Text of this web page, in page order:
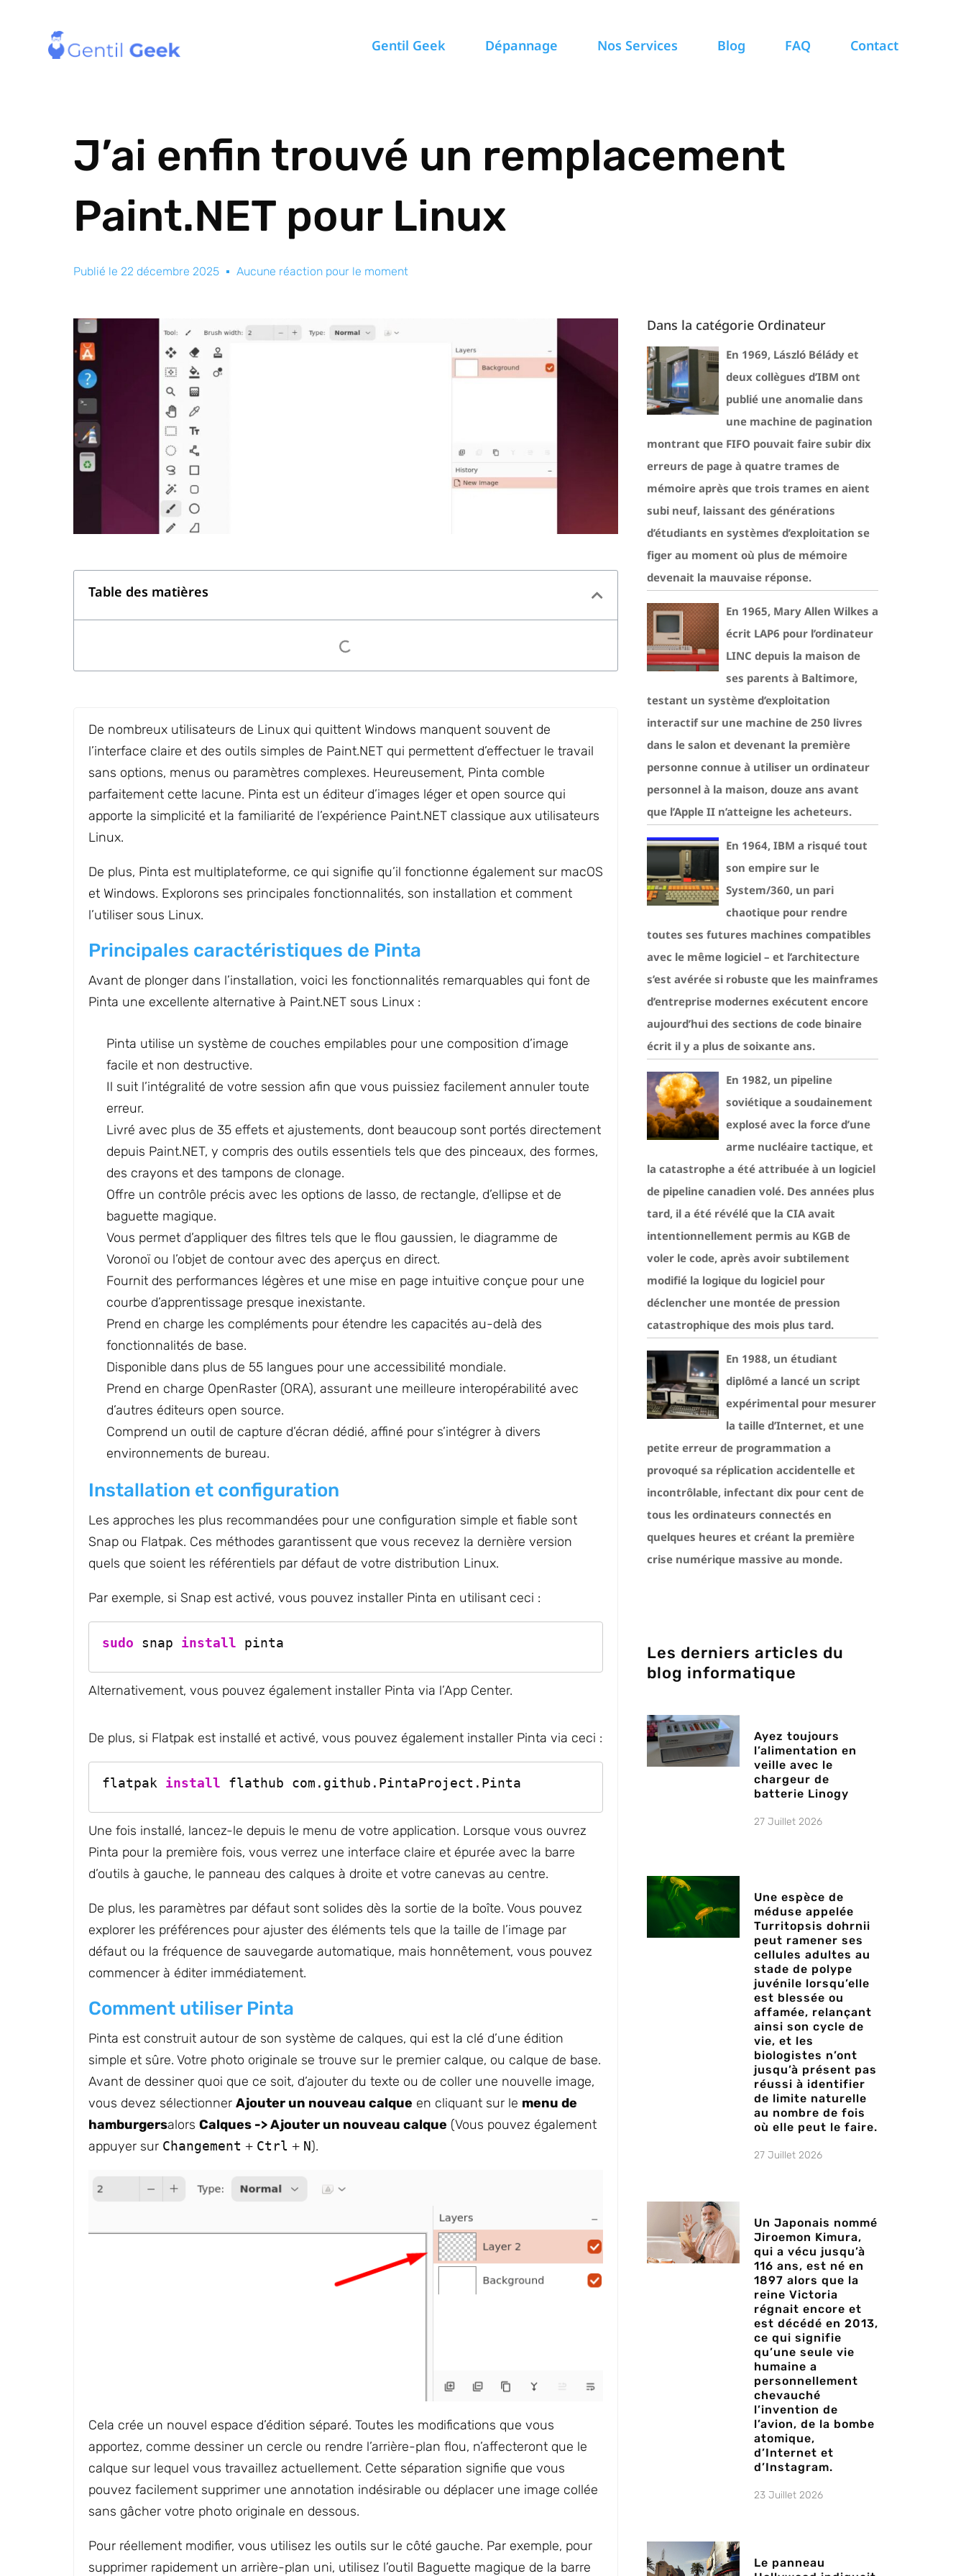
Gentil Geek Dépannage Nos Services Blog FAQ Contact
J’ai enfin trouvé un remplacement
Paint.NET pour Linux
Publié le 22 décembre 2025 Aucune réaction pour le moment
Table des matières
De nombreux utilisateurs de Linux qui quittent Windows manquent souvent de
l’interface claire et des outils simples de Paint.NET qui permettent d’effectuer le travail
sans options, menus ou paramètres complexes. Heureusement, Pinta comble
parfaitement cette lacune. Pinta est un éditeur d’images léger et open source qui
apporte la simplicité et la familiarité de l’expérience Paint.NET classique aux utilisateurs
Linux.
De plus, Pinta est multiplateforme, ce qui signifie qu’il fonctionne également sur macOS
et Windows. Explorons ses principales fonctionnalités, son installation et comment
l’utiliser sous Linux.
Principales caractéristiques de Pinta
Avant de plonger dans l’installation, voici les fonctionnalités remarquables qui font de
Pinta une excellente alternative à Paint.NET sous Linux :
Pinta utilise un système de couches empilables pour une composition d’image
facile et non destructive.
Il suit l’intégralité de votre session afin que vous puissiez facilement annuler toute
erreur.
Livré avec plus de 35 effets et ajustements, dont beaucoup sont portés directement
depuis Paint.NET, y compris des outils essentiels tels que des pinceaux, des formes,
des crayons et des tampons de clonage.
Offre un contrôle précis avec les options de lasso, de rectangle, d’ellipse et de
baguette magique.
Vous permet d’appliquer des filtres tels que le flou gaussien, le diagramme de
Voronoï ou l’objet de contour avec des aperçus en direct.
Fournit des performances légères et une mise en page intuitive conçue pour une
courbe d’apprentissage presque inexistante.
Prend en charge les compléments pour étendre les capacités au-delà des
fonctionnalités de base.
Disponible dans plus de 55 langues pour une accessibilité mondiale.
Prend en charge OpenRaster (ORA), assurant une meilleure interopérabilité avec
d’autres éditeurs open source.
Comprend un outil de capture d’écran dédié, affiné pour s’intégrer à divers
environnements de bureau.
Installation et configuration
Les approches les plus recommandées pour une configuration simple et fiable sont
Snap ou Flatpak. Ces méthodes garantissent que vous recevez la dernière version
quels que soient les référentiels par défaut de votre distribution Linux.
Par exemple, si Snap est activé, vous pouvez installer Pinta en utilisant ceci :
sudo snap install pinta
Alternativement, vous pouvez également installer Pinta via l’App Center.
De plus, si Flatpak est installé et activé, vous pouvez également installer Pinta via ceci :
flatpak install flathub com.github.PintaProject.Pinta
Une fois installé, lancez-le depuis le menu de votre application. Lorsque vous ouvrez
Pinta pour la première fois, vous verrez une interface claire et épurée avec la barre
d’outils à gauche, le panneau des calques à droite et votre canevas au centre.
De plus, les paramètres par défaut sont solides dès la sortie de la boîte. Vous pouvez
explorer les préférences pour ajuster des éléments tels que la taille de l’image par
défaut ou la fréquence de sauvegarde automatique, mais honnêtement, vous pouvez
commencer à éditer immédiatement.
Comment utiliser Pinta
Pinta est construit autour de son système de calques, qui est la clé d’une édition
simple et sûre. Votre photo originale se trouve sur le premier calque, ou calque de base.
Avant de dessiner quoi que ce soit, d’ajouter du texte ou de coller une nouvelle image,
vous devez sélectionner Ajouter un nouveau calque en cliquant sur le menu de
hamburgersalors Calques -> Ajouter un nouveau calque (Vous pouvez également
appuyer sur Changement + Ctrl + N).
Cela crée un nouvel espace d’édition séparé. Toutes les modifications que vous
apportez, comme dessiner un cercle ou rendre l’arrière-plan flou, n’affecteront que le
calque sur lequel vous travaillez actuellement. Cette séparation signifie que vous
pouvez facilement supprimer une annotation indésirable ou déplacer une image collée
sans gâcher votre photo originale en dessous.
Pour réellement modifier, vous utilisez les outils sur le côté gauche. Par exemple, pour
supprimer rapidement un arrière-plan uni, utilisez l’outil Baguette magique de la barre
Dans la catégorie Ordinateur
En 1969, László Bélády et
deux collègues d’IBM ont
publié une anomalie dans
une machine de pagination
montrant que FIFO pouvait faire subir dix
erreurs de page à quatre trames de
mémoire après que trois trames en aient
subi neuf, laissant des générations
d’étudiants en systèmes d’exploitation se
figer au moment où plus de mémoire
devenait la mauvaise réponse.
En 1965, Mary Allen Wilkes a
écrit LAP6 pour l’ordinateur
LINC depuis la maison de
ses parents à Baltimore,
testant un système d’exploitation
interactif sur une machine de 250 livres
dans le salon et devenant la première
personne connue à utiliser un ordinateur
personnel à la maison, douze ans avant
que l’Apple II n’atteigne les acheteurs.
En 1964, IBM a risqué tout
son empire sur le
System/360, un pari
chaotique pour rendre
toutes ses futures machines compatibles
avec le même logiciel – et l’architecture
s’est avérée si robuste que les mainframes
d’entreprise modernes exécutent encore
aujourd’hui des sections de code binaire
écrit il y a plus de soixante ans.
En 1982, un pipeline
soviétique a soudainement
explosé avec la force d’une
arme nucléaire tactique, et
la catastrophe a été attribuée à un logiciel
de pipeline canadien volé. Des années plus
tard, il a été révélé que la CIA avait
intentionnellement permis au KGB de
voler le code, après avoir subtilement
modifié la logique du logiciel pour
déclencher une montée de pression
catastrophique des mois plus tard.
En 1988, un étudiant
diplômé a lancé un script
expérimental pour mesurer
la taille d’Internet, et une
petite erreur de programmation a
provoqué sa réplication accidentelle et
incontrôlable, infectant dix pour cent de
tous les ordinateurs connectés en
quelques heures et créant la première
crise numérique massive au monde.
Les derniers articles du
blog informatique
Ayez toujours
l’alimentation en
veille avec le
chargeur de
batterie Linogy
27 Juillet 2026
Une espèce de
méduse appelée
Turritopsis dohrnii
peut ramener ses
cellules adultes au
stade de polype
juvénile lorsqu’elle
est blessée ou
affamée, relançant
ainsi son cycle de
vie, et les
biologistes n’ont
jusqu’à présent pas
réussi à identifier
de limite naturelle
au nombre de fois
où elle peut le faire.
27 Juillet 2026
Un Japonais nommé
Jiroemon Kimura,
qui a vécu jusqu’à
116 ans, est né en
1897 alors que la
reine Victoria
régnait encore et
est décédé en 2013,
ce qui signifie
qu’une seule vie
humaine a
personnellement
chevauché
l’invention de
l’avion, de la bombe
atomique,
d’Internet et
d’Instagram.
23 Juillet 2026
Le panneau